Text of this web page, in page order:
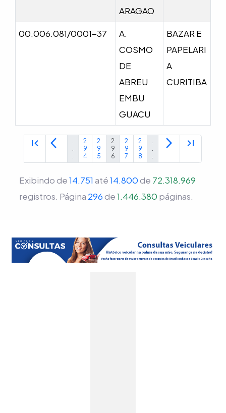
ARAGAO
00.006.081/0001-37
A.
COSMO
DE
ABREU
EMBU
GUACU
BAZAR E
PAPELARI
A
CURITIBA
first_page arrow_back_ios
.
.
.
2
9
4
2
9
5
2
9
6
2
9
7
2
9
8
.
.
.
arrow_forward_ios last_page
Exibindo de14.751 até14.800de 72.318.969
registros. Página 296de1.446.380 páginas.